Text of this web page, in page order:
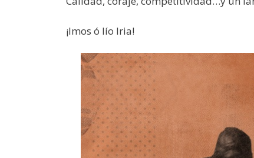
¡Imos ó lío Iria!